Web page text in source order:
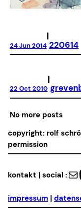
24 Jun 2014
|
220614
22 Oct 2010
|
No more posts
copyright: rolf
permission
kontakt | social : Mail
impressum |